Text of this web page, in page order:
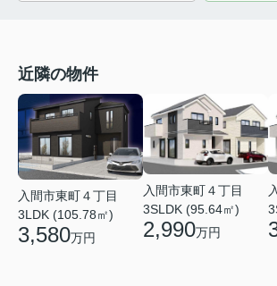
近隣の物件
入間市東町４丁目
3LDK (105.78㎡)
3,580万円
入間市東町４丁目
3SLDK (95.64㎡)
2,990万円